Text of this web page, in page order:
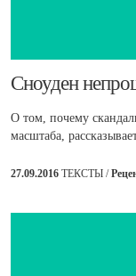
​Сноуден
О том, почему
масштаба,
27.09.2016 ТЕКСТЫ /